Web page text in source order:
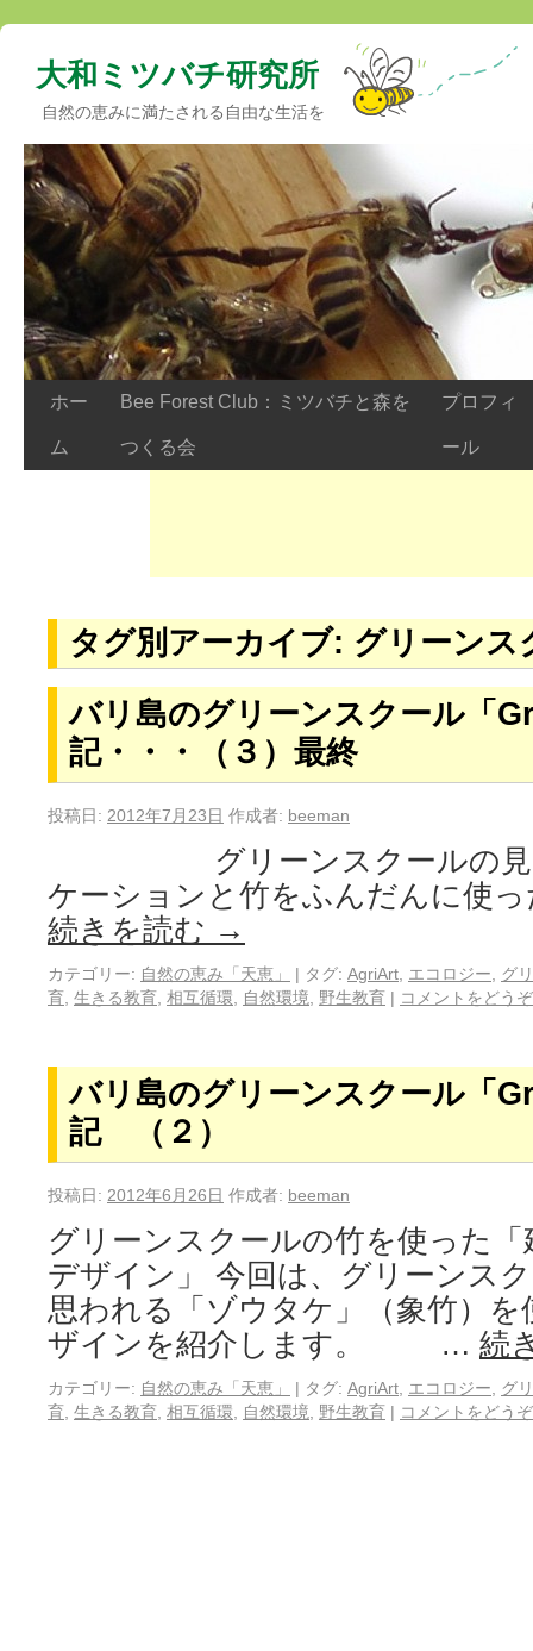
大和ミツバチ研究所
自然の恵みに満たされる自由な生活を
ホー
ム
Bee Forest Club：ミツバチと森を
つくる会
プロフィ
ール
タグ別アーカイブ: グリーンス
バリ島のグリーンスクール「
記・・・（３）最終
投稿日: 2012年7月23日 作成者: beeman
グリーンスクールの見た
ケーションと竹をふんだんに使
続きを読む →
カテゴリー: 自然の恵み「天恵」 | タグ: AgriArt エコロジー
グ
育 生きる教育 相互循環 自然環境 野生教育 | コメントをどうぞ
バリ島のグリーンスクール「
記 （２）
投稿日: 2012年6月26日 作成者: beeman
グリーンスクールの竹を使った
デザイン」 今回は、グリーンス
思われる「ゾウタケ」（象竹）
ザインを紹介します。 … 続
カテゴリー: 自然の恵み「天恵」 | タグ: AgriArt エコロジー
グ
育 生きる教育 相互循環 自然環境 野生教育 | コメントをどうぞ